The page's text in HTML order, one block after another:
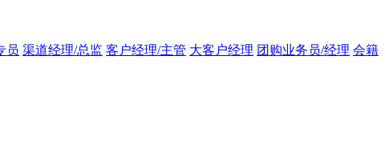
员 渠道经理/总监 客户经理/主管 大客户经理 团购业务员/经理 会籍